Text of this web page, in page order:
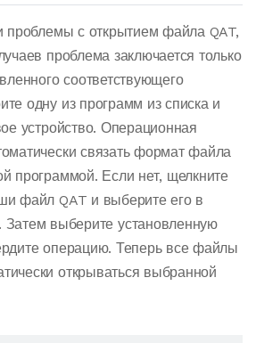
проблемы с открытием файла QAT,
проблема заключается только
соответствующего
одну из программ из списка и
устройство. Операционная
связать формат файла
программой. Если нет, щелкните
файл QAT и выберите его в
. Затем выберите установленную
операцию. Теперь все файлы
открываться выбранной